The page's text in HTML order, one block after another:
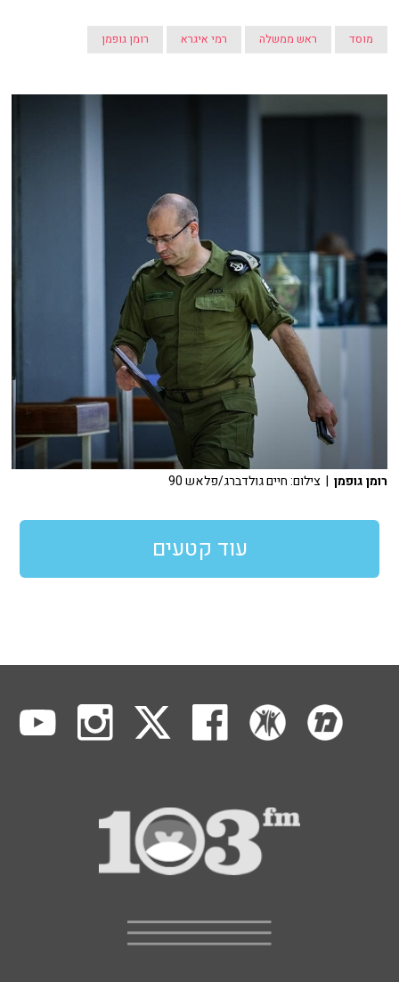
מוסד ראש ממשלה רמי איגרא רומן גופמן
רומן גופמן | צילום: חיים גולדברג/פלאש 90
עוד קטעים